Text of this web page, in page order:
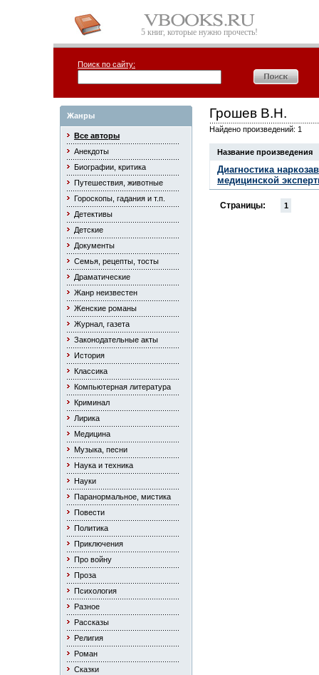
5 книг, которые нужно прочесть!
Поиск по сайту:
Жанры
Все авторы
Анекдоты
Биографии, критика
Путешествия, животные
Гороскопы, гадания и т.п.
Детективы
Детские
Документы
Семья, рецепты, тосты
Драматические
Жанр неизвестен
Женские романы
Журнал, газета
Законодательные акты
История
Классика
Компьютерная литература
Криминал
Лирика
Медицина
Музыка, песни
Наука и техника
Науки
Паранормальное, мистика
Повести
Политика
Приключения
Про войну
Проза
Психология
Разное
Рассказы
Религия
Роман
Сказки
Грошев В.Н.
Найдено произведений: 1
Название произведения
Диагностика
медицинской
Страницы: 1